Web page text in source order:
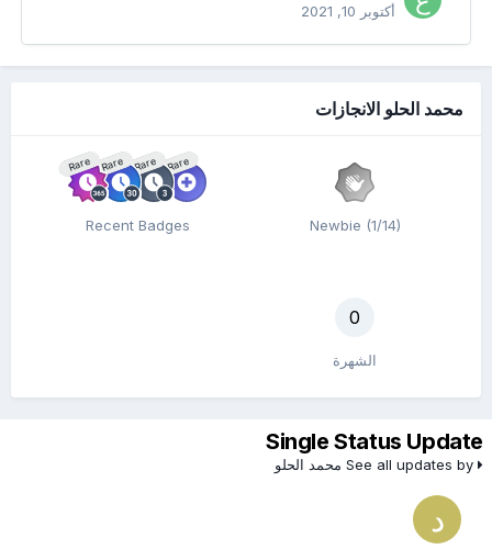
أكتوبر 10, 2021
محمد الحلو الانجازات
Newbie (1/14)
Rare
Rare
Rare
Rare
Recent Badges
0
الشهرة
Single Status Update